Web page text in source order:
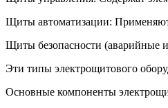
Щиты автоматизации:
Щиты безопасности (аварийные
Эти типы электрощитового
Основные компоненты